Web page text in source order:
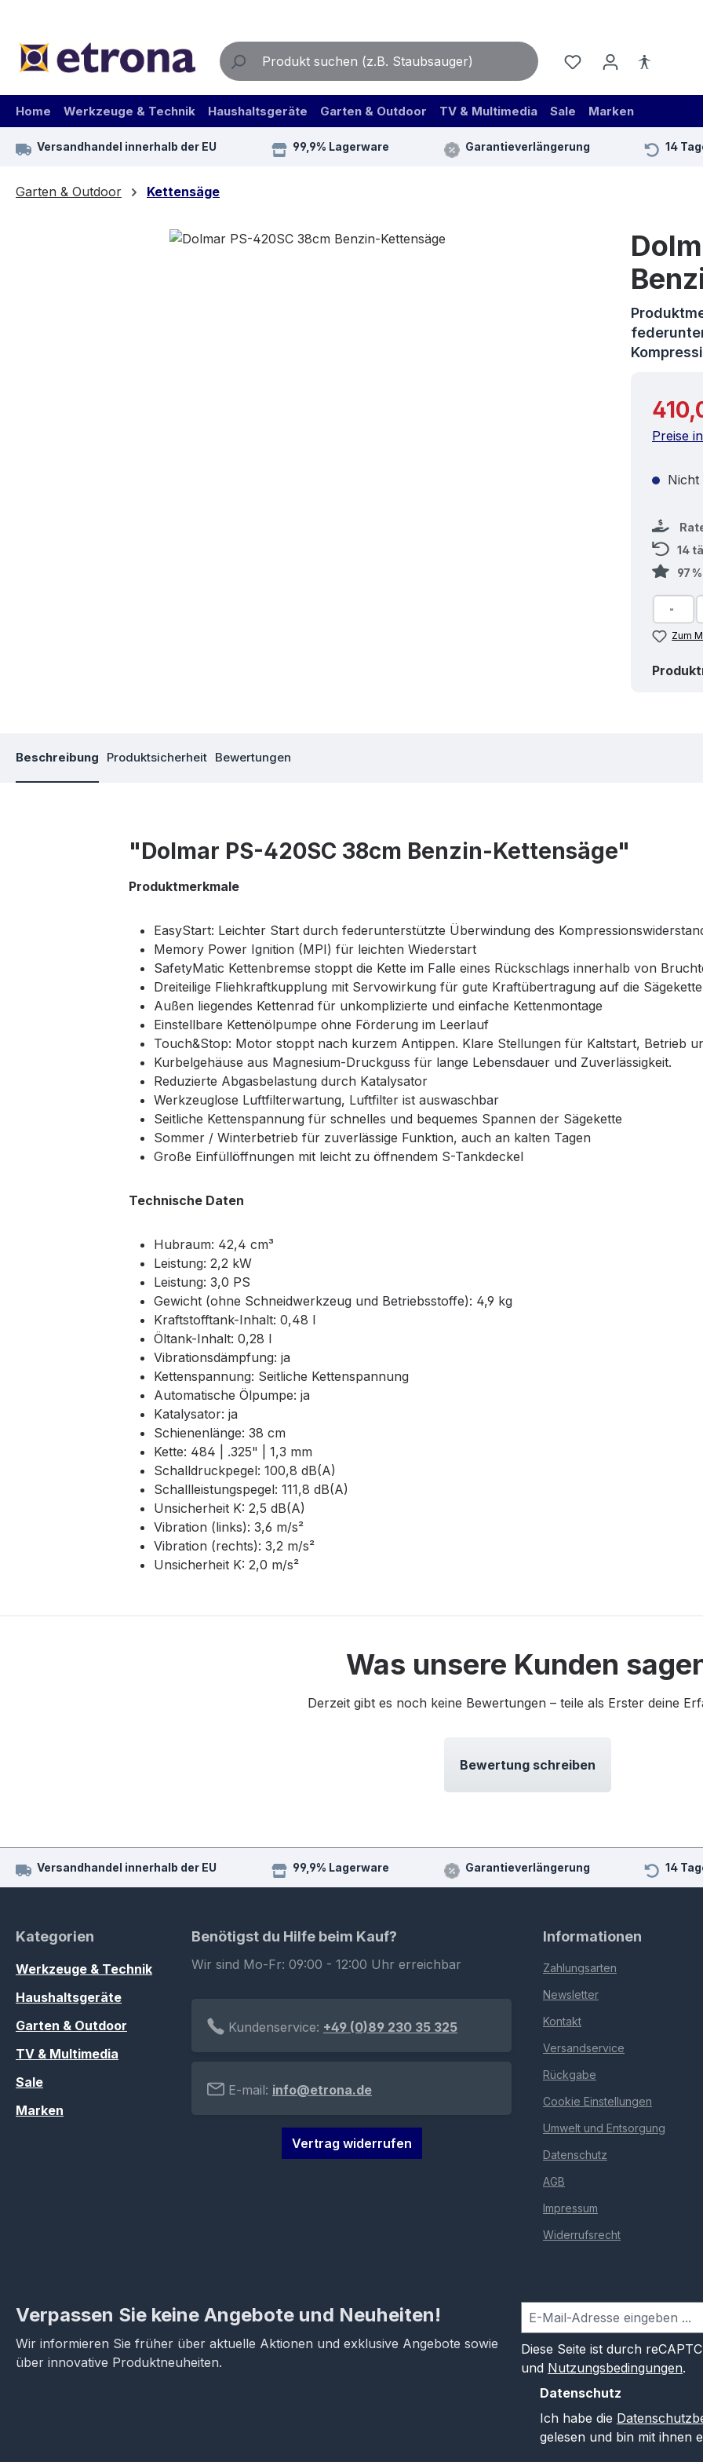
Home Werkzeuge & Technik Haushaltsgeräte Garten & Outdoor TV & Multimedia Sale Marken
Versandhandel innerhalb der EU 99,9% Lagerware Garantieverlängerung 14
Garten & Outdoor Kettensäge
Bildergalerie überspringen
Preise
14
97
Zum
Beschreibung Produktsicherheit Bewertungen
"Dolmar PS-420SC 38cm Benzin-Kettensäge"
Produktmerkmale
EasyStart: Leichter Start durch federunterstützte Überwindung des
Memory Power Ignition (MPI) für leichten Wiederstart
SafetyMatic Kettenbremse stoppt die Kette im Falle eines Rückschlags innerhalb von
Dreiteilige Fliehkraftkupplung mit Servowirkung für gute Kraftübertragung auf die Sägekette
Außen liegendes Kettenrad für unkomplizierte und einfache Kettenmontage
Einstellbare Kettenölpumpe ohne Förderung im Leerlauf
Touch&Stop: Motor stoppt nach kurzem Antippen. Klare Stellungen für Kaltstart, Betrieb
Kurbelgehäuse aus Magnesium-Druckguss für lange Lebensdauer und Zuverlässigkeit.
Reduzierte Abgasbelastung durch Katalysator
Werkzeuglose Luftfilterwartung, Luftfilter ist auswaschbar
Seitliche Kettenspannung für schnelles und bequemes Spannen der Sägekette
Sommer / Winterbetrieb für zuverlässige Funktion, auch an kalten Tagen
Große Einfüllöffnungen mit leicht zu öffnendem S-Tankdeckel
Technische Daten
Hubraum: 42,4 cm³
Leistung: 2,2 kW
Leistung: 3,0 PS
Gewicht (ohne Schneidwerkzeug und Betriebsstoffe): 4,9 kg
Kraftstofftank-Inhalt: 0,48 l
Öltank-Inhalt: 0,28 l
Vibrationsdämpfung: ja
Kettenspannung: Seitliche Kettenspannung
Automatische Ölpumpe: ja
Katalysator: ja
Schienenlänge: 38 cm
Kette: 484 | .325" | 1,3 mm
Schalldruckpegel: 100,8 dB(A)
Schallleistungspegel: 111,8 dB(A)
Unsicherheit K: 2,5 dB(A)
Vibration (links): 3,6 m/s²
Vibration (rechts): 3,2 m/s²
Unsicherheit K: 2,0 m/s²
Was unsere Kunden
Derzeit gibt es noch keine Bewertungen – teile als Erster deine
Bewertung schreiben
Versandhandel innerhalb der EU 99,9% Lagerware Garantieverlängerung 14
Kategorien
Werkzeuge & Technik
Haushaltsgeräte
Garten & Outdoor
TV & Multimedia
Sale
Marken
Benötigst du Hilfe beim Kauf?
Wir sind Mo-Fr: 09:00 - 12:00 Uhr erreichbar
Kundenservice: +49 (0)89 230 35 325
E-mail: info@etrona.de
Vertrag widerrufen
Informationen
Zahlungsarten
Newsletter
Kontakt
Versandservice
Rückgabe
Cookie Einstellungen
Umwelt und Entsorgung
Datenschutz
AGB
Impressum
Widerrufsrecht
Verpassen Sie keine Angebote und Neuheiten!
Wir informieren Sie früher über aktuelle Aktionen und exklusive Angebote sowie
über innovative Produktneuheiten.
Diese Seite ist durch
und Nutzungsbedingungen.
Datenschutz
Ich habe die
gelesen und bin mit ihnen